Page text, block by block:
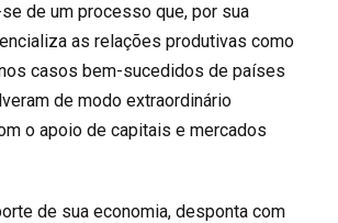
de um processo que, por sua
as relações produtivas como
casos bem-sucedidos de países
de modo extraordinário
o apoio de capitais e mercados
de sua economia, desponta com